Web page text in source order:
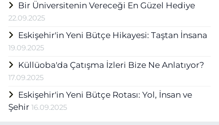
Bir Üniversitenin Vereceği En Güzel Hediye
22.09.2025
Eskişehir'in Yeni Bütçe Hikayesi: Taştan İnsana
19.09.2025
Küllüoba'da Çatışma İzleri Bize Ne Anlatıyor?
17.09.2025
Eskişehir'in Yeni Bütçe Rotası: Yol, İnsan ve
Şehir 16.09.2025